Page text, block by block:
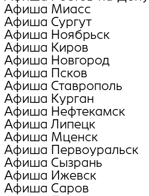
Афиша Миасс
Афиша Сургут
Афиша Ноябрьск
Афиша Киров
Афиша Новгород
Афиша Псков
Афиша Ставрополь
Афиша Курган
Афиша Нефтекамск
Афиша Липецк
Афиша Мценск
Афиша Первоуральск
Афиша Сызрань
Афиша Ижевск
Афиша Саров